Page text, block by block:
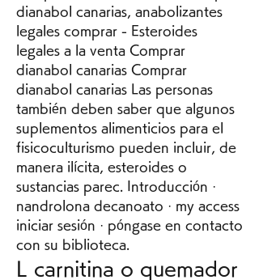
dianabol canarias, anabolizantes
legales comprar - Esteroides
legales a la venta Comprar
dianabol canarias Comprar
dianabol canarias Las personas
también deben saber que algunos
suplementos alimenticios para el
fisicoculturismo pueden incluir, de
manera ilícita, esteroides o
sustancias parec. Introducción ·
nandrolona decanoato · my access
iniciar sesión · póngase en contacto
con su biblioteca.
L carnitina o quemador